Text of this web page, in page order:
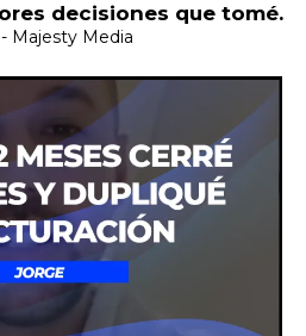
decisiones que tomé.
- Majesty Media